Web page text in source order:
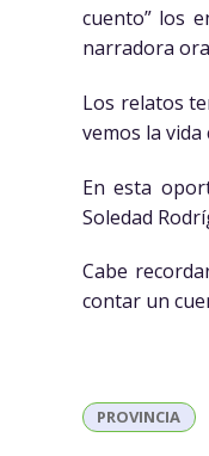
cuento” los
narradora
Los relatos
vemos la
En esta
Soledad
Cabe
contar un
PROVINCIA